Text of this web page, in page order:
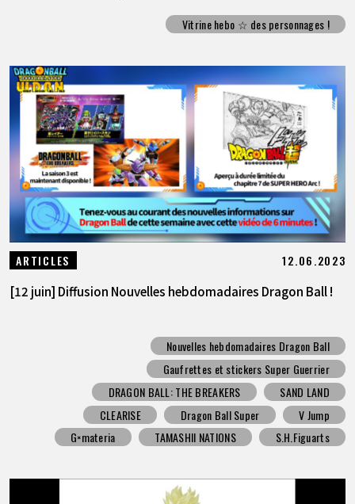
Vitrine hebo ☆ des personnages !
ARTICLES 12.06.2023
[12 juin] Diffusion Nouvelles hebdomadaires Dragon Ball !
Nouvelles hebdomadaires Dragon Ball
Gaufrettes et stickers Super Guerrier
DRAGON BALL: THE BREAKERS
SAND LAND
CLEARISE
Dragon Ball Super
V Jump
G×materia
TAMASHII NATIONS S.H.Figuarts